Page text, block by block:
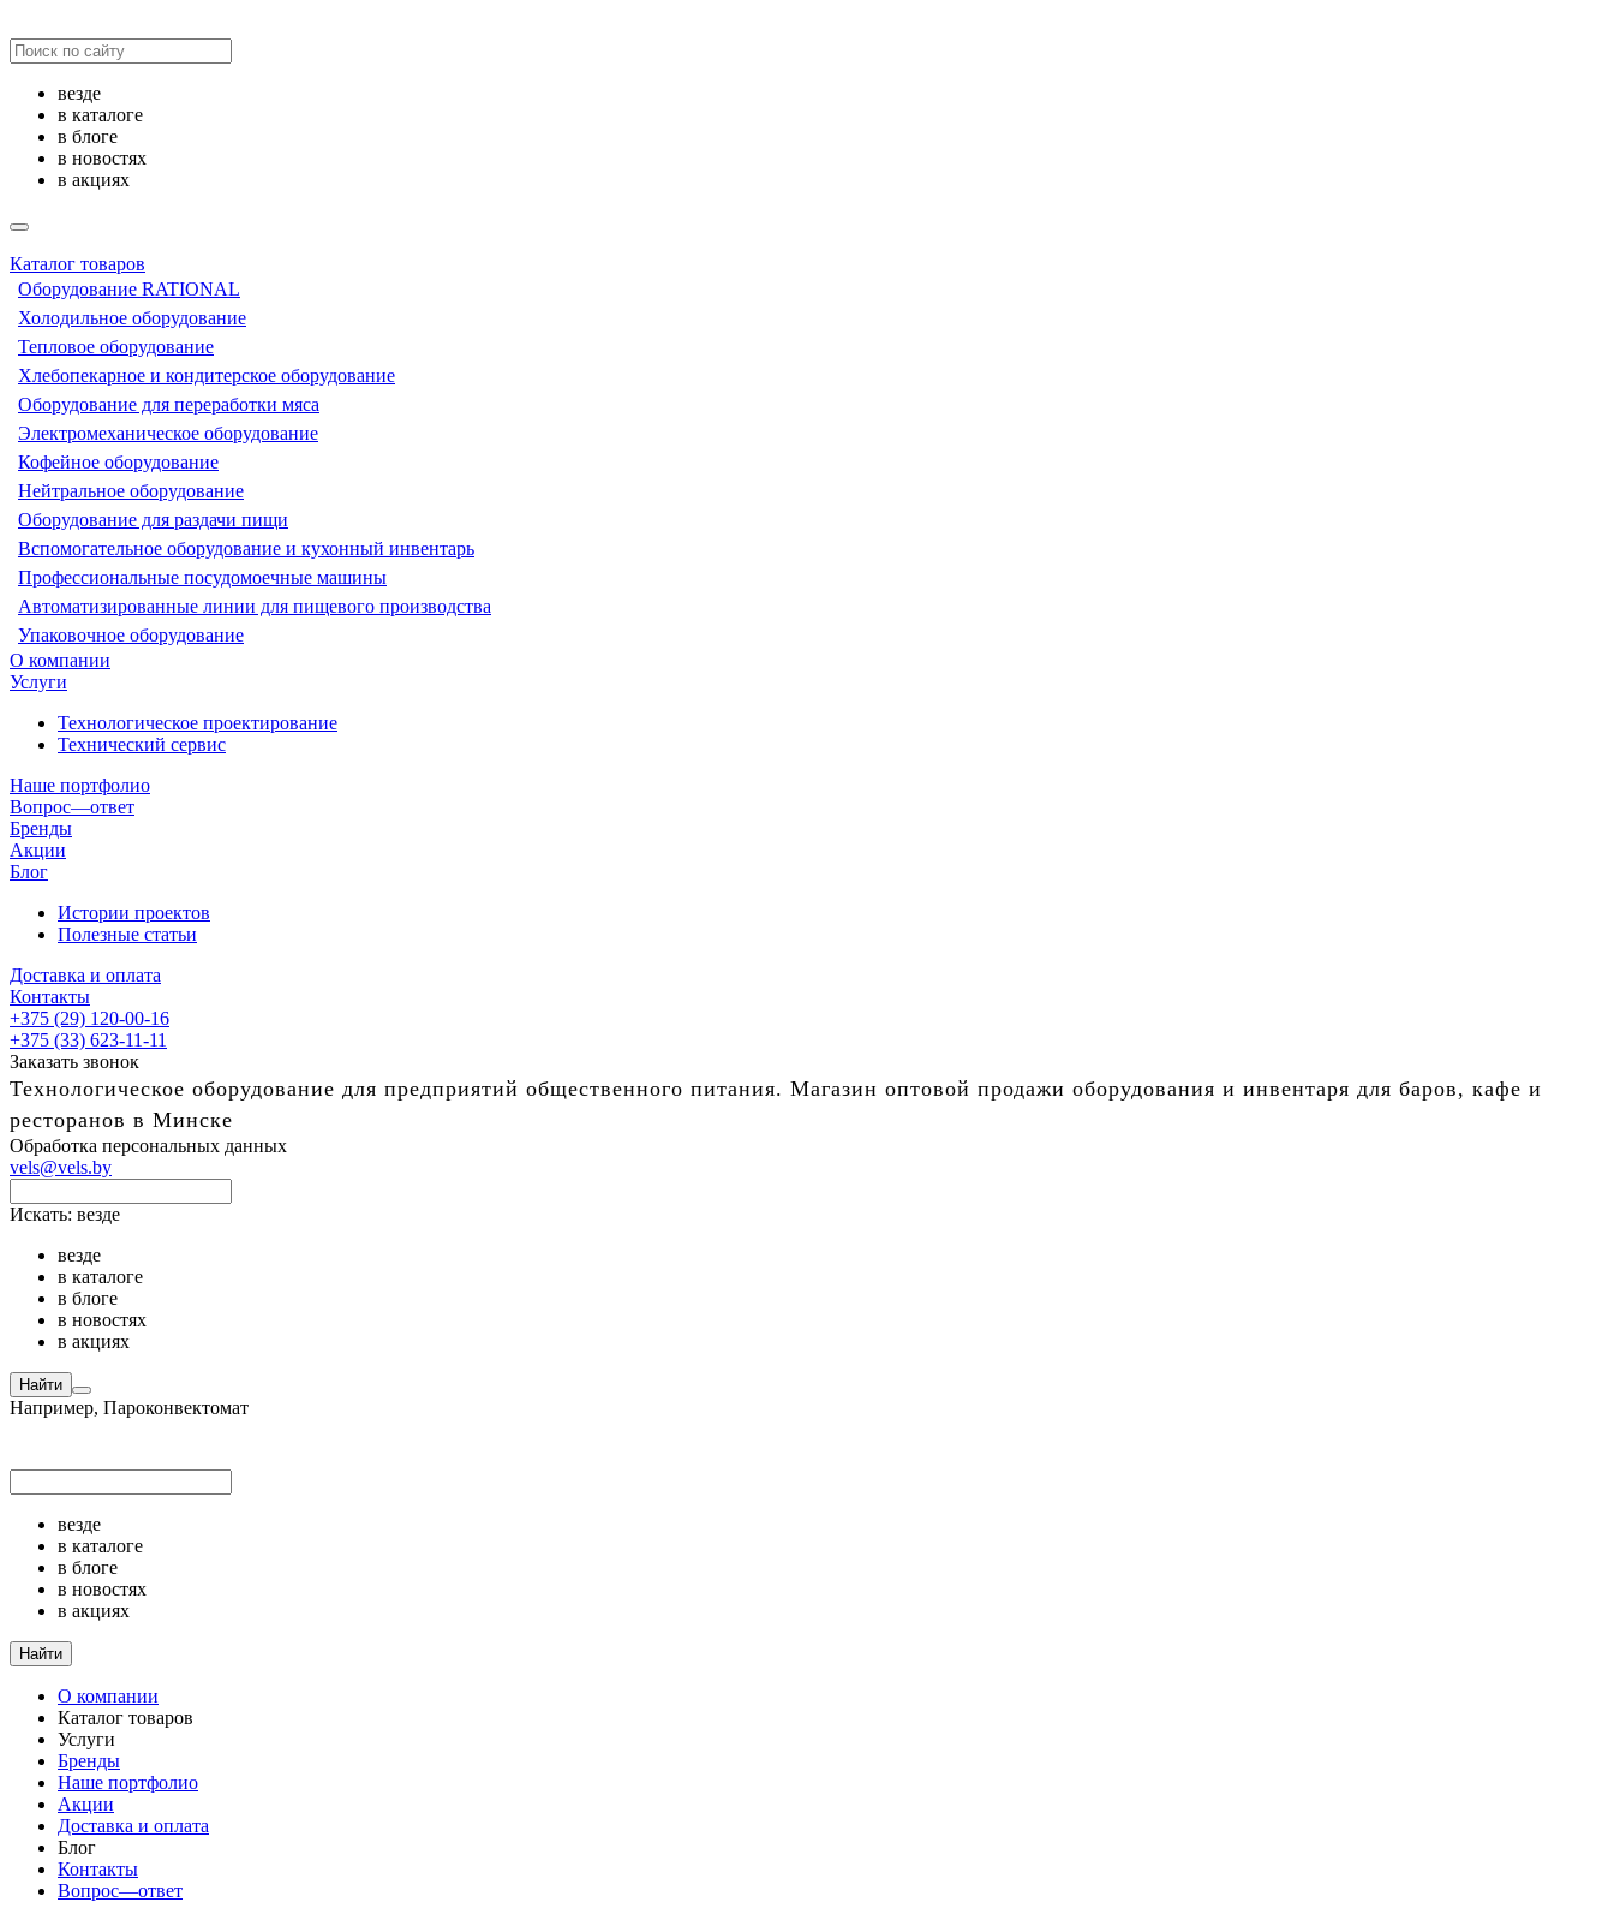
везде
в каталоге
в блоге
в новостях
в акциях
Каталог товаров
Оборудование RATIONAL
Холодильное оборудование
Тепловое оборудование
Хлебопекарное и кондитерское оборудование
Оборудование для переработки мяса
Электромеханическое оборудование
Кофейное оборудование
Нейтральное оборудование
Оборудование для раздачи пищи
Вспомогательное оборудование и кухонный инвентарь
Профессиональные посудомоечные машины
Автоматизированные линии для пищевого производства
Упаковочное оборудование
О компании
Услуги
Технологическое проектирование
Технический сервис
Наше портфолио
Вопрос—ответ
Бренды
Акции
Блог
Истории проектов
Полезные статьи
Доставка и оплата
Контакты
+375 (29) 120-00-16
+375 (33) 623-11-11
Заказать звонок
Технологическое оборудование для предприятий общественного питания. Магазин оптовой продажи оборудования и инвентаря для баров, кафе и
ресторанов в Минске
Обработка персональных данных
vels@vels.by
Искать: везде
везде
в каталоге
в блоге
в новостях
в акциях
Найти
Например, Пароконвектомат
везде
в каталоге
в блоге
в новостях
в акциях
Найти
О компании
Каталог товаров
Услуги
Бренды
Наше портфолио
Акции
Доставка и оплата
Блог
Контакты
Вопрос—ответ